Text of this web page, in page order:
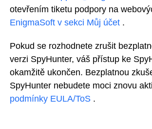
otevřením tiketu podpory na
EnigmaSoft v sekci Můj účet .
Pokud se rozhodnete zrušit
verzi SpyHunter, váš přístup ke
okamžitě ukončen. Bezplatnou
SpyHunter nebudete moci znovu
podmínky EULA/ToS .